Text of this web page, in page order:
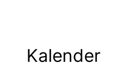
Kalender